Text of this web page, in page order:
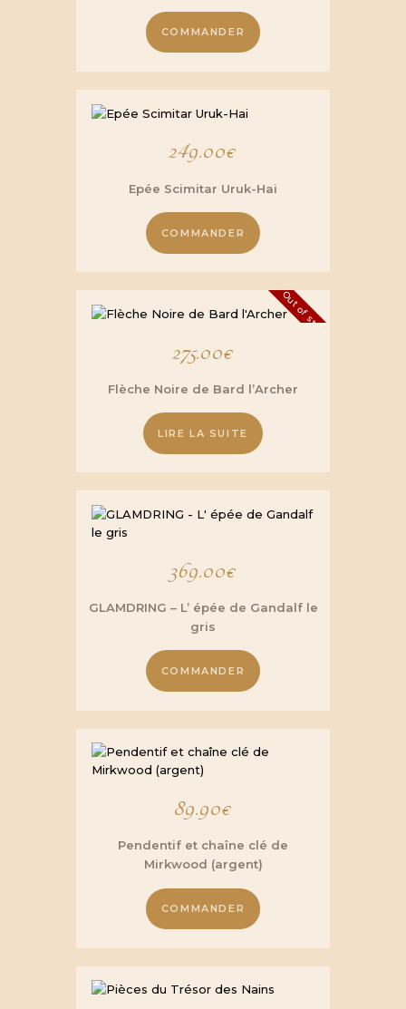
COMMANDER
249.00€
Epée Scimitar Uruk-Hai
COMMANDER
Out of stock
275.00€
Flèche Noire de Bard l’Archer
LIRE LA SUITE
369.00€
GLAMDRING – L’ épée de Gandalf le
gris
COMMANDER
89.90€
Pendentif et chaîne clé de
Mirkwood (argent)
COMMANDER